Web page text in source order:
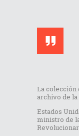
La colección
archivo de
Estados
ministro de